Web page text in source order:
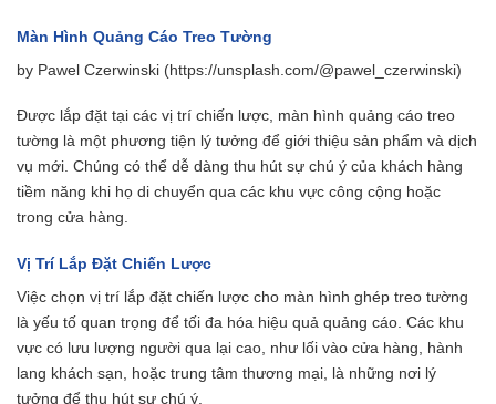
Màn Hình Quảng Cáo Treo Tường
by Pawel Czerwinski (https://unsplash.com/@pawel_czerwinski)
Được lắp đặt tại các vị trí chiến lược, màn hình quảng cáo treo
tường là một phương tiện lý tưởng để giới thiệu sản phẩm và dịch
vụ mới. Chúng có thể dễ dàng thu hút sự chú ý của khách hàng
tiềm năng khi họ di chuyển qua các khu vực công cộng hoặc
trong cửa hàng.
Vị Trí Lắp Đặt Chiến Lược
Việc chọn vị trí lắp đặt chiến lược cho màn hình ghép treo tường
là yếu tố quan trọng để tối đa hóa hiệu quả quảng cáo. Các khu
vực có lưu lượng người qua lại cao, như lối vào cửa hàng, hành
lang khách sạn, hoặc trung tâm thương mại, là những nơi lý
tưởng để thu hút sự chú ý.